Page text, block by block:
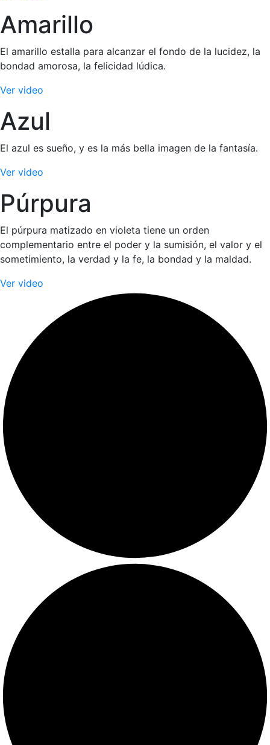
Amarillo
El amarillo estalla para alcanzar el fondo de la lucidez, la
bondad amorosa, la felicidad lúdica.
Ver video
Azul
El azul es sueño, y es la más bella imagen de la fantasía.
Ver video
Púrpura
El púrpura matizado en violeta tiene un orden
complementario entre el poder y la sumisión, el valor y el
sometimiento, la verdad y la fe, la bondad y la maldad.
Ver video